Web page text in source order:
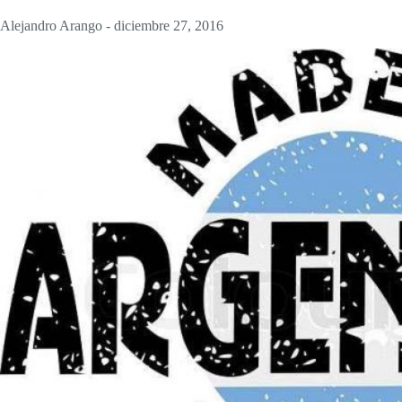
Alejandro Arango - diciembre 27, 2016